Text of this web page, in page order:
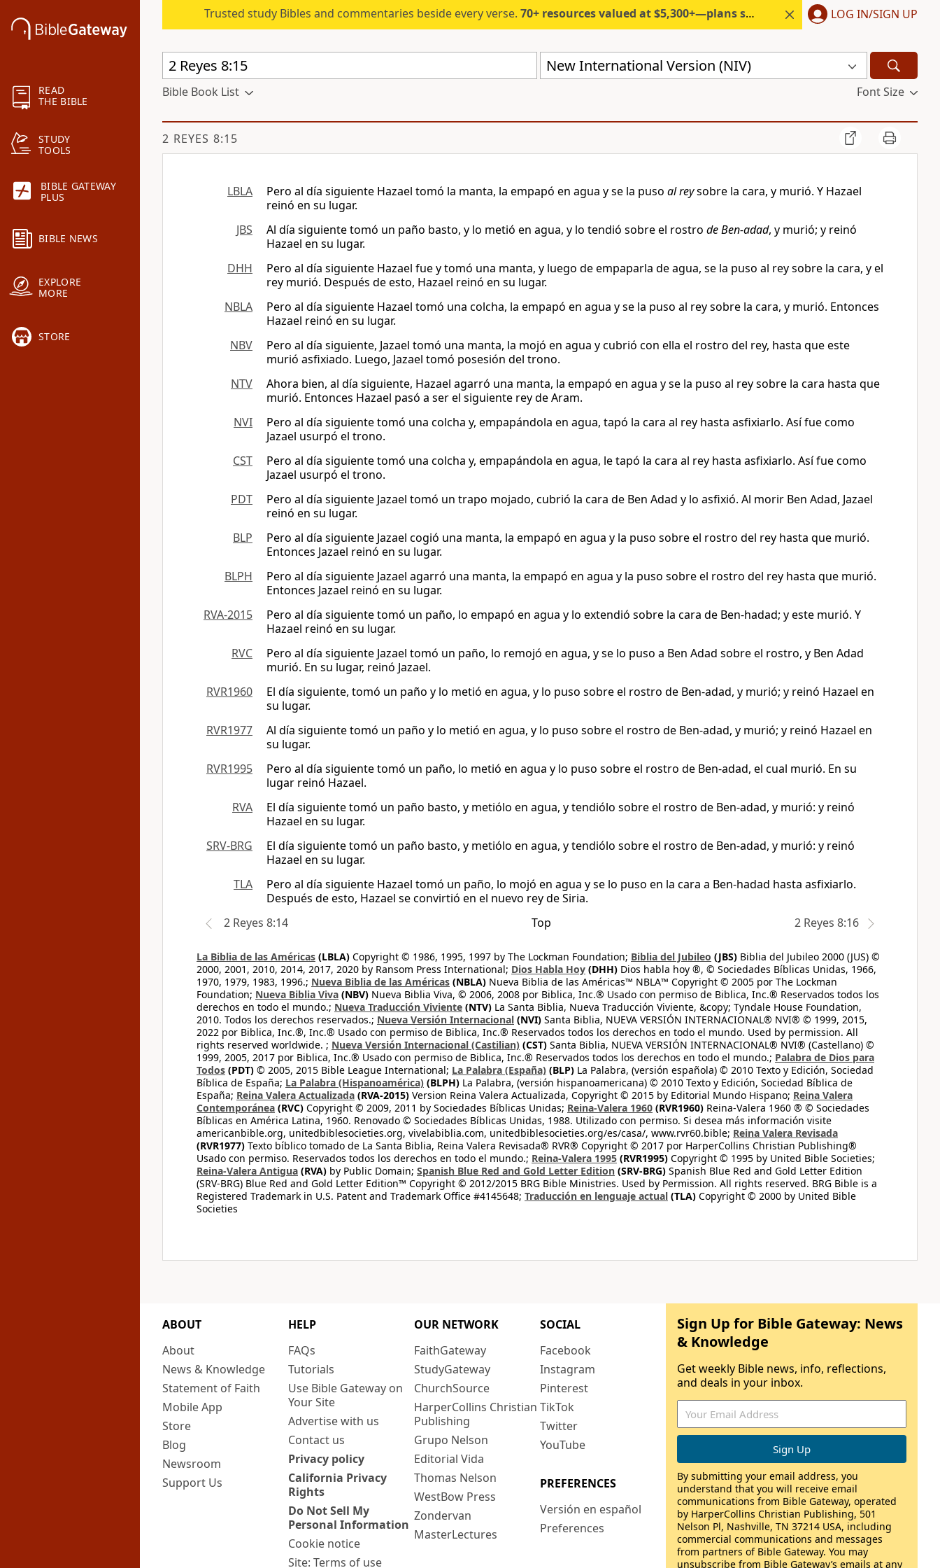
READ
THE BIBLE
STUDY
TOOLS
BIBLE GATEWAY
PLUS
BIBLE NEWS
EXPLORE
MORE
STORE
Trusted study Bibles and commentaries beside every verse. 70+ resources valued at $5,300+—plans start under $6/month. LOG IN/SIGN UP
New International Version (NIV)
Bible Book List Font Size
2 REYES 8:15
LBLA Pero al día siguiente Hazael tomó la manta, la empapó en agua y se la puso al reysobre la cara, y murió. Y Hazael
reinó en su lugar.
JBS
Al día siguiente tomó un paño basto, y lo metió en agua, y lo tendió sobre el rostro de Ben-adad, y murió; y reinó
Hazael en su lugar.
DHH
Pero al día siguiente Hazael fue y tomó una manta, y luego de empaparla de agua, se la puso al rey sobre la cara, y el
rey murió. Después de esto, Hazael reinó en su lugar.
NBLA
Pero al día siguiente Hazael tomó una colcha, la empapó en agua y se la puso al rey sobre la cara, y murió. Entonces
Hazael reinó en su lugar.
NBV
Pero al día siguiente, Jazael tomó una manta, la mojó en agua y cubrió con ella el rostro del rey, hasta que este
murió asfixiado. Luego, Jazael tomó posesión del trono.
NTV
Ahora bien, al día siguiente, Hazael agarró una manta, la empapó en agua y se la puso al rey sobre la cara hasta que
murió. Entonces Hazael pasó a ser el siguiente rey de Aram.
NVI
Pero al día siguiente tomó una colcha y, empapándola en agua, tapó la cara al rey hasta asfixiarlo. Así fue como
Jazael usurpó el trono.
CST
Pero al día siguiente tomó una colcha y, empapándola en agua, le tapó la cara al rey hasta asfixiarlo. Así fue como
Jazael usurpó el trono.
PDT
Pero al día siguiente Jazael tomó un trapo mojado, cubrió la cara de Ben Adad y lo asfixió. Al morir Ben Adad, Jazael
reinó en su lugar.
BLP
Pero al día siguiente Jazael cogió una manta, la empapó en agua y la puso sobre el rostro del rey hasta que murió.
Entonces Jazael reinó en su lugar.
BLPH
Pero al día siguiente Jazael agarró una manta, la empapó en agua y la puso sobre el rostro del rey hasta que murió.
Entonces Jazael reinó en su lugar.
RVA-2015
Pero al día siguiente tomó un paño, lo empapó en agua y lo extendió sobre la cara de Ben-hadad; y este murió. Y
Hazael reinó en su lugar.
RVC
Pero al día siguiente Jazael tomó un paño, lo remojó en agua, y se lo puso a Ben Adad sobre el rostro, y Ben Adad
murió. En su lugar, reinó Jazael.
RVR1960
El día siguiente, tomó un paño y lo metió en agua, y lo puso sobre el rostro de Ben-adad, y murió; y reinó Hazael en
su lugar.
RVR1977
Al día siguiente tomó un paño y lo metió en agua, y lo puso sobre el rostro de Ben-adad, y murió; y reinó Hazael en
su lugar.
RVR1995
Pero al día siguiente tomó un paño, lo metió en agua y lo puso sobre el rostro de Ben-adad, el cual murió. En su
lugar reinó Hazael.
RVA
El día siguiente tomó un paño basto, y metiólo en agua, y tendiólo sobre el rostro de Ben-adad, y murió: y reinó
Hazael en su lugar.
SRV-BRG
El día siguiente tomó un paño basto, y metiólo en agua, y tendiólo sobre el rostro de Ben-adad, y murió: y reinó
Hazael en su lugar.
TLA
Pero al día siguiente Hazael tomó un paño, lo mojó en agua y se lo puso en la cara a Ben-hadad hasta asfixiarlo.
Después de esto, Hazael se convirtió en el nuevo rey de Siria.
2 Reyes 8:14
Top 2 Reyes 8:16
La Biblia de las Américas (LBLA) Copyright © 1986, 1995, 1997 by The Lockman Foundation; Biblia del Jubileo (JBS) Biblia del Jubileo 2000 (JUS) ©
2000, 2001, 2010, 2014, 2017, 2020 by Ransom Press International; Dios Habla Hoy (DHH) Dios habla hoy ®, © Sociedades Bíblicas Unidas, 1966,
1970, 1979, 1983, 1996.; Nueva Biblia de las Américas (NBLA) Nueva Biblia de las Américas™ NBLA™ Copyright © 2005 por The Lockman
Foundation; Nueva Biblia Viva (NBV) Nueva Biblia Viva, © 2006, 2008 por Biblica, Inc.® Usado con permiso de Biblica, Inc.® Reservados todos los
derechos en todo el mundo.; Nueva Traducción Viviente (NTV) La Santa Biblia, Nueva Traducción Viviente, &copy; Tyndale House Foundation,
2010. Todos los derechos reservados.; Nueva Versión Internacional (NVI) Santa Biblia, NUEVA VERSIÓN INTERNACIONAL® NVI® © 1999, 2015,
2022 por Biblica, Inc.®, Inc.® Usado con permiso de Biblica, Inc.® Reservados todos los derechos en todo el mundo. Used by permission. All
rights reserved worldwide. ; Nueva Versión Internacional (Castilian) (CST) Santa Biblia, NUEVA VERSIÓN INTERNACIONAL® NVI® (Castellano) ©
1999, 2005, 2017 por Biblica, Inc.® Usado con permiso de Biblica, Inc.® Reservados todos los derechos en todo el mundo.; Palabra de Dios para
Todos (PDT) © 2005, 2015 Bible League International; La Palabra (España) (BLP) La Palabra, (versión española) © 2010 Texto y Edición, Sociedad
Bíblica de España; La Palabra (Hispanoamérica) (BLPH) La Palabra, (versión hispanoamericana) © 2010 Texto y Edición, Sociedad Bíblica de
España; Reina Valera Actualizada (RVA-2015) Version Reina Valera Actualizada, Copyright © 2015 by Editorial Mundo Hispano; Reina Valera
Contemporánea (RVC) Copyright © 2009, 2011 by Sociedades Bíblicas Unidas; Reina-Valera 1960 (RVR1960) Reina-Valera 1960 ® © Sociedades
Bíblicas en América Latina, 1960. Renovado © Sociedades Bíblicas Unidas, 1988. Utilizado con permiso. Si desea más información visite
americanbible.org, unitedbiblesocieties.org, vivelabiblia.com, unitedbiblesocieties.org/es/casa/, www.rvr60.bible; Reina Valera Revisada
(RVR1977) Texto bíblico tomado de La Santa Biblia, Reina Valera Revisada® RVR® Copyright © 2017 por HarperCollins Christian Publishing®
Usado con permiso. Reservados todos los derechos en todo el mundo.; Reina-Valera 1995 (RVR1995) Copyright © 1995 by United Bible Societies;
Reina-Valera Antigua (RVA) by Public Domain; Spanish Blue Red and Gold Letter Edition (SRV-BRG) Spanish Blue Red and Gold Letter Edition
(SRV-BRG) Blue Red and Gold Letter Edition™ Copyright © 2012/2015 BRG Bible Ministries. Used by Permission. All rights reserved. BRG Bible is a
Registered Trademark in U.S. Patent and Trademark Office #4145648; Traducción en lenguaje actual (TLA) Copyright © 2000 by United Bible
Societies
ABOUT
About
News & Knowledge
Statement of Faith
Mobile App
Store
Blog
Newsroom
Support Us
HELP
FAQs
Tutorials
Use Bible Gateway on
Your Site
Advertise with us
Contact us
Privacy policy
California Privacy
Rights
Do Not Sell My
Personal Information
Cookie notice
Site: Terms of use
OUR NETWORK
FaithGateway
StudyGateway
ChurchSource
HarperCollins Christian
Publishing
Grupo Nelson
Editorial Vida
Thomas Nelson
WestBow Press
Zondervan
MasterLectures
SOCIAL
Facebook
Instagram
Pinterest
TikTok
Twitter
YouTube
PREFERENCES
Versión en español
Preferences
Sign Up for Bible Gateway: News
& Knowledge
Get weekly Bible news, info, reflections,
and deals in your inbox.
By submitting your email address, you
understand that you will receive email
communications from Bible Gateway, operated
by HarperCollins Christian Publishing, 501
Nelson Pl, Nashville, TN 37214 USA, including
commercial communications and messages
from partners of Bible Gateway. You may
unsubscribe from Bible Gateway’s emails at any